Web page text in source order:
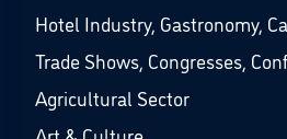
Hotel Industry, Gastronomy,
Trade Shows, Congresses,
Agricultural Sector